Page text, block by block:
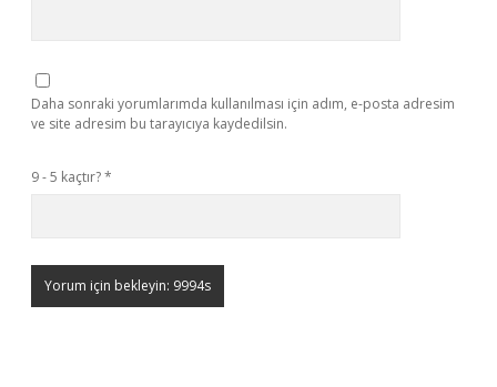
Daha sonraki yorumlarımda kullanılması için adım, e-posta adresim
ve site adresim bu tarayıcıya kaydedilsin.
9 - 5 kaçtır?*